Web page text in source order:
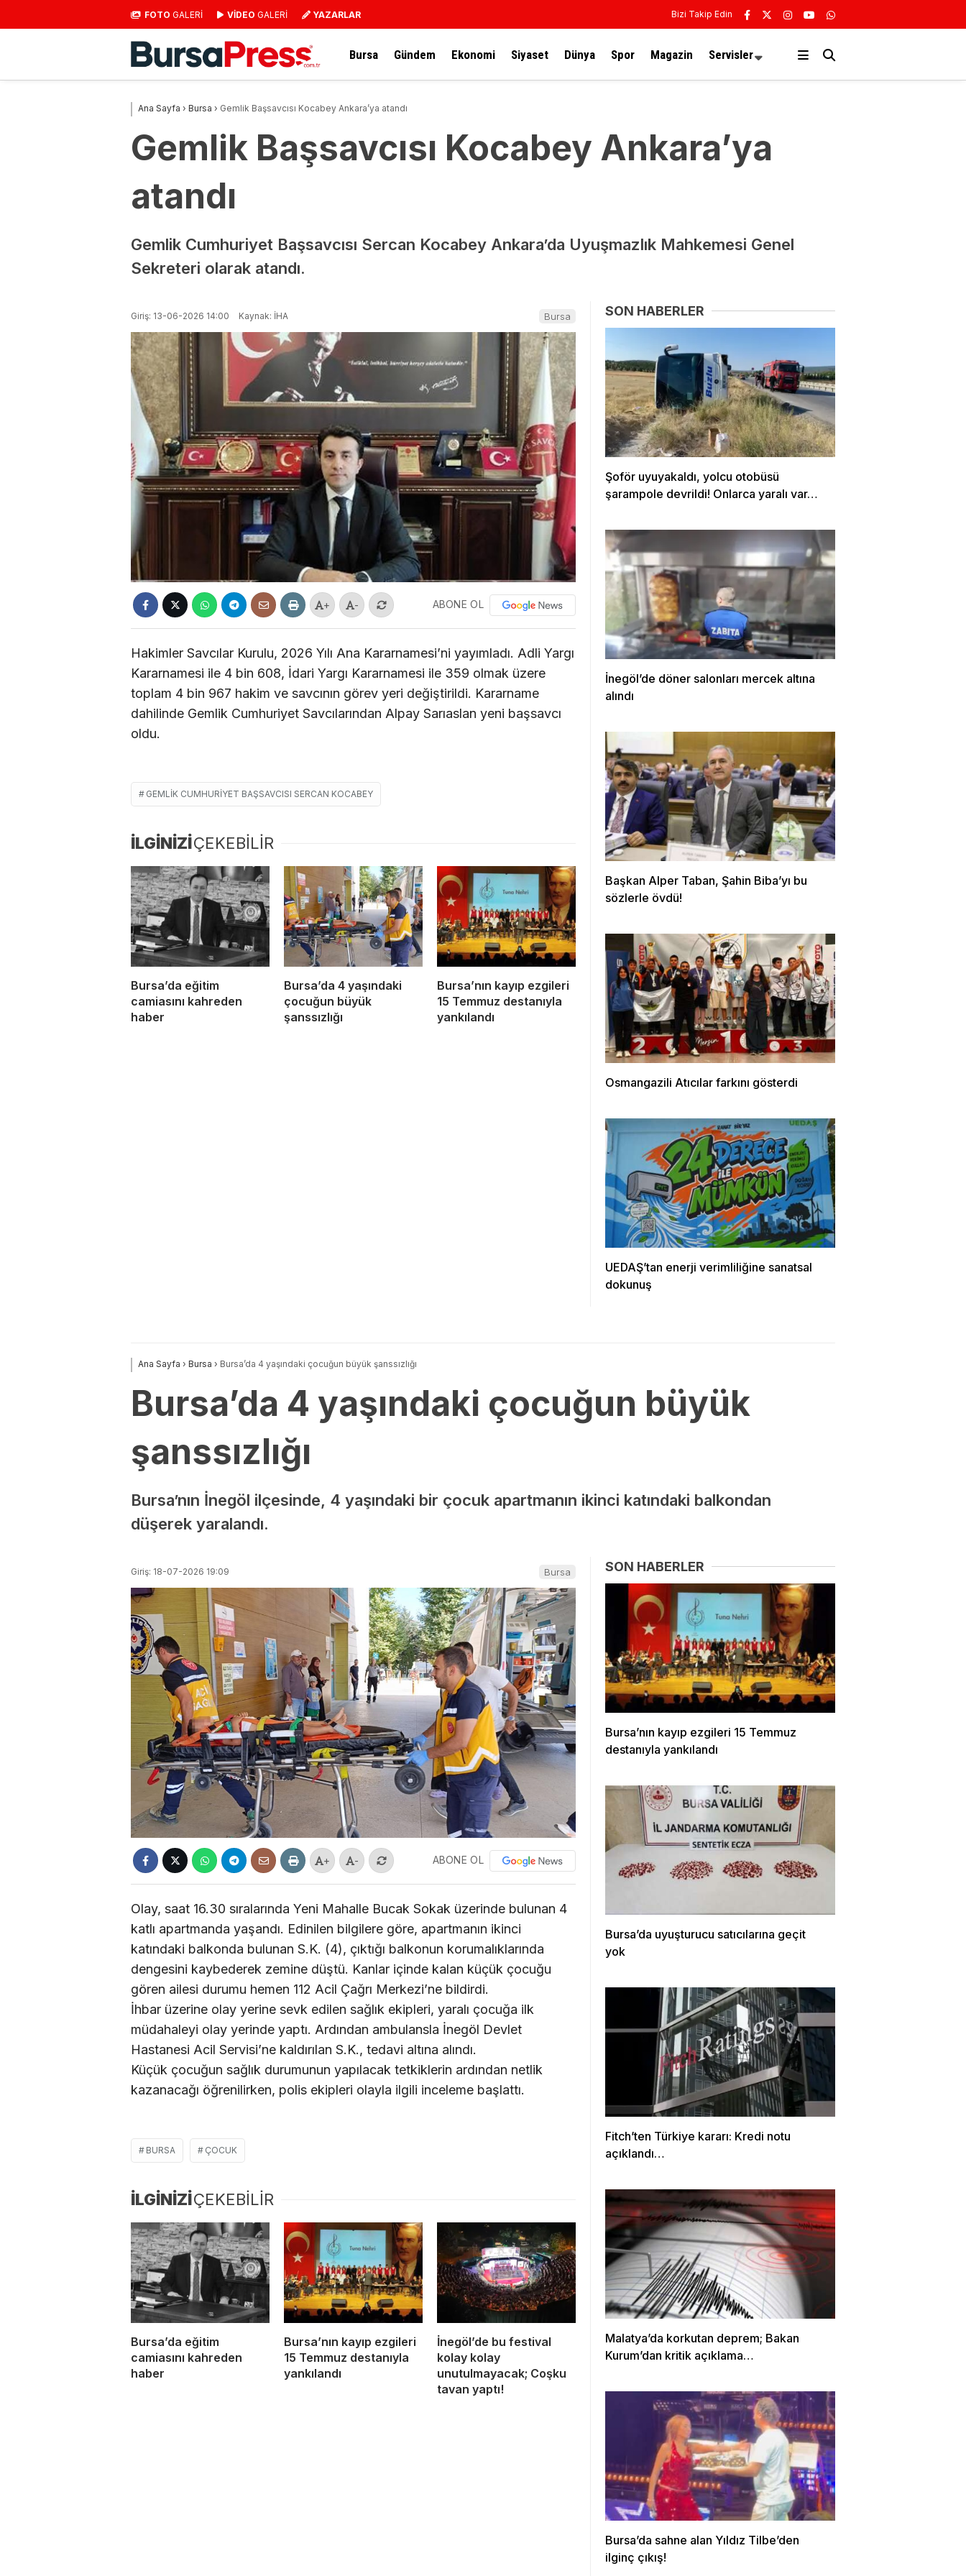
FOTO GALERİ VİDEO GALERİ YAZARLAR Bizi Takip Edin
Bursa Gündem Ekonomi Siyaset Dünya Spor Magazin Servisler
Ana Sayfa › Bursa › Gemlik Başsavcısı Kocabey Ankara’ya atandı
Gemlik Başsavcısı Kocabey Ankara’ya
atandı
Gemlik Cumhuriyet Başsavcısı Sercan Kocabey Ankara’da Uyuşmazlık Mahkemesi Genel
Sekreteri olarak atandı.
Giriş: 13-06-2026 14:00 Kaynak: İHA Bursa
+ - ABONE OL
Hakimler Savcılar Kurulu, 2026 Yılı Ana Kararnamesi’ni yayımladı. Adli Yargı
Kararnamesi ile 4 bin 608, İdari Yargı Kararnamesi ile 359 olmak üzere
toplam 4 bin 967 hakim ve savcının görev yeri değiştirildi. Kararname
dahilinde Gemlik Cumhuriyet Savcılarından Alpay Sarıaslan yeni başsavcı
oldu.
GEMLIK CUMHURIYET BAŞSAVCISI SERCAN KOCABEY
İLGİNİZİÇEKEBİLİR
Bursa’da eğitim
camiasını kahreden
haber
Bursa’da 4 yaşındaki
çocuğun büyük
şanssızlığı
Bursa’nın kayıp ezgileri
15 Temmuz destanıyla
yankılandı
SON HABERLER
Şoför uyuyakaldı, yolcu otobüsü
şarampole devrildi! Onlarca yaralı var…
İnegöl’de döner salonları mercek altına
alındı
Başkan Alper Taban, Şahin Biba’yı bu
sözlerle övdü!
Osmangazili Atıcılar farkını gösterdi
UEDAŞ’tan enerji verimliliğine sanatsal
dokunuş
Ana Sayfa › Bursa › Bursa’da 4 yaşındaki çocuğun büyük şanssızlığı
Bursa’da 4 yaşındaki çocuğun büyük
şanssızlığı
Bursa’nın İnegöl ilçesinde, 4 yaşındaki bir çocuk apartmanın ikinci katındaki balkondan
düşerek yaralandı.
Giriş: 18-07-2026 19:09 Bursa
+ - ABONE OL
Olay, saat 16.30 sıralarında Yeni Mahalle Bucak Sokak üzerinde bulunan 4
katlı apartmanda yaşandı. Edinilen bilgilere göre, apartmanın ikinci
katındaki balkonda bulunan S.K. (4), çıktığı balkonun korumalıklarında
dengesini kaybederek zemine düştü. Kanlar içinde kalan küçük çocuğu
gören ailesi durumu hemen 112 Acil Çağrı Merkezi’ne bildirdi.
İhbar üzerine olay yerine sevk edilen sağlık ekipleri, yaralı çocuğa ilk
müdahaleyi olay yerinde yaptı. Ardından ambulansla İnegöl Devlet
Hastanesi Acil Servisi’ne kaldırılan S.K., tedavi altına alındı.
Küçük çocuğun sağlık durumunun yapılacak tetkiklerin ardından netlik
kazanacağı öğrenilirken, polis ekipleri olayla ilgili inceleme başlattı.
BURSA ÇOCUK
İLGİNİZİÇEKEBİLİR
Bursa’da eğitim
camiasını kahreden
haber
Bursa’nın kayıp ezgileri
15 Temmuz destanıyla
yankılandı
İnegöl’de bu festival
kolay kolay
unutulmayacak; Coşku
tavan yaptı!
SON HABERLER
Bursa’nın kayıp ezgileri 15 Temmuz
destanıyla yankılandı
Bursa’da uyuşturucu satıcılarına geçit
yok
Fitch’ten Türkiye kararı: Kredi notu
açıklandı…
Malatya’da korkutan deprem; Bakan
Kurum’dan kritik açıklama…
Bursa’da sahne alan Yıldız Tilbe’den
ilginç çıkış!